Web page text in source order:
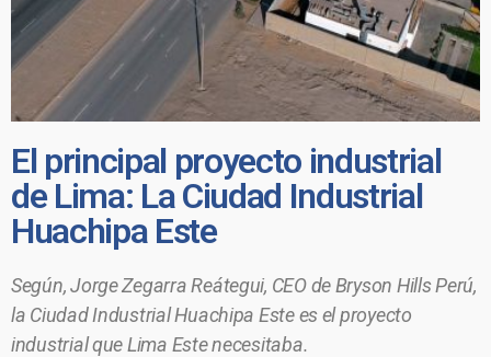
El principal proyecto industrial
de Lima: La Ciudad Industrial
Huachipa Este
Según, Jorge Zegarra Reátegui, CEO de Bryson Hills Perú,
la Ciudad Industrial Huachipa Este es el proyecto
industrial que Lima Este necesitaba.